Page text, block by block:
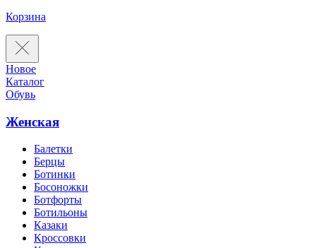
Корзина
Новое
Каталог
Обувь
Женская
Балетки
Берцы
Ботинки
Босоножки
Ботфорты
Ботильоны
Казаки
Кроссовки